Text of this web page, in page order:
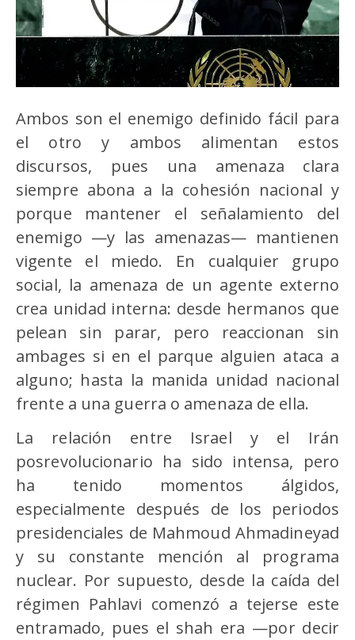
Ambos son el enemigo definido fácil para
el otro y ambos alimentan estos
discursos, pues una amenaza clara
siempre abona a la cohesión nacional y
porque mantener el señalamiento del
enemigo —y las amenazas— mantienen
vigente el miedo. En cualquier grupo
social, la amenaza de un agente externo
crea unidad interna: desde hermanos que
pelean sin parar, pero reaccionan sin
ambages si en el parque alguien ataca a
alguno; hasta la manida unidad nacional
frente a una guerra o amenaza de ella.
La relación entre Israel y el Irán
posrevolucionario ha sido intensa, pero
ha tenido momentos álgidos,
especialmente después de los periodos
presidenciales de Mahmoud Ahmadineyad
y su constante mención al programa
nuclear. Por supuesto, desde la caída del
régimen Pahlavi comenzó a tejerse este
entramado, pues el shah era —por decir